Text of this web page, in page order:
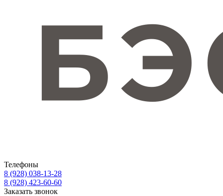
Телефоны
8 (928) 038-13-28
8 (928) 423-60-60
Заказать звонок